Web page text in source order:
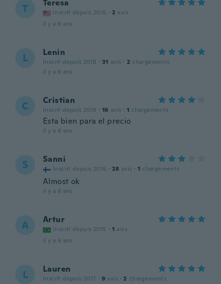
T Teresa
Inscrit depuis 2016 · 2 avis
il y a 6 ans
L Lenin
Inscrit depuis 2018 · 31 avis · 2 chargements
il y a 6 ans
C Cristian
Inscrit depuis 2019 · 16 avis · 1 chargements
Esta bien para el precio
il y a 6 ans
S Sanni
Inscrit depuis 2016 · 28 avis · 1 chargements
Almost ok
il y a 6 ans
A Artur
Inscrit depuis 2015 · 1 avis
il y a 6 ans
L Lauren
Inscrit depuis 2017 · 9 avis · 2 chargements